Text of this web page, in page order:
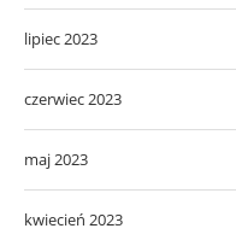
lipiec 2023
czerwiec 2023
maj 2023
kwiecień 2023